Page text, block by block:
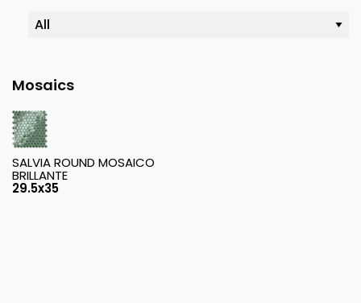
Mosaics
SALVIA ROUND MOSAICO
BRILLANTE
29.5x35